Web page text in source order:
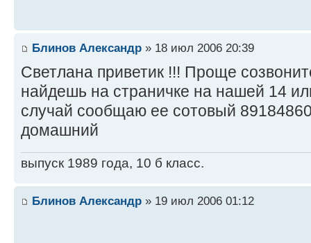
Блинов Александр » 18 июл 2006 20:39
Светлана приветик !!! Проще
найдешь на страничке на нашей 14
случай сообщаю ее сотовый
домашний
выпуск 1989 года, 10 б класс.
Блинов Александр » 19 июл 2006 01:12